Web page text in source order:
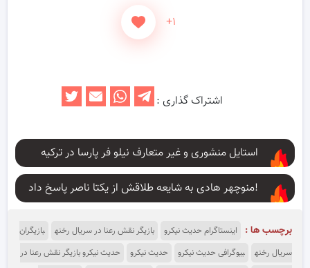
+۱
اشتراک گذاری :
استایل منشوری و غیر متعارف نیلو فر پارسا در ترکیه
منوچهر هادی به شایعه طلاقش از یکتا ناصر پاسخ داد!
برچسب ها : اینستاگرام حدیث نیکرو بازیگر نقش رعنا در سریال رخنه
بازیگران
سریال رخنه
بیوگرافی حدیث نیکرو حدیث نیکرو
حدیث نیکرو بازیگر نقش رعنا در